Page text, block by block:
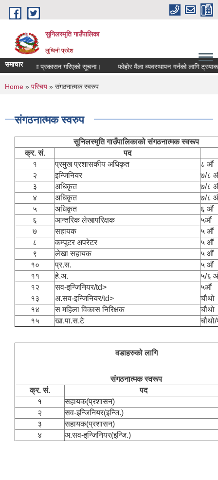
Skip to main content
सुनिलस्मृति गाउँपालिका
लुम्बिनी प्रदेश
समाचार
नतिजा प्रकासन गरिएकाे सूचना। फोहोर मैला व्यवस्थापन गर्नको लागि
You are here
Home » परिचय » संगठनात्मक स्वरुप
संगठनात्मक स्वरुप
सुनिलस्मृति गाउँपालिकाको संगठनात्मक स्वरूप
क्र. सं.
पद
१
प्रमुख प्रशासकीय अधिकृत
८ औं
२
इन्जिनियर
७/८
३
अधिकृत
७/८
४
अधिकृत
७/८
५
अधिकृत
६ औं
६
आन्तरिक लेखापरिक्षक
५औं
७
सहायक
५ औं
८
कम्पूटर अपरेटर
५ औं
९
लेखा सहायक
५ औं
१०
प्र.स.
५ औं
११
हे.अ.
५/६
१२
सव-इन्जिनियर/td>
५औं
१३
अ.सव-इन्जिनियर/td>
चौथो
१४
स महिला विकास निरिक्षक
चौथो
१५
खा.पा.स.टे चौथो/
वडाहरुको लागि
संगठनात्मक स्वरूप
क्र. सं.
पद
१
सहायक(प्रशासन)
२
सव-इन्जिनियर(इन्जि.)
३
सहायक(प्रशासन)
४
अ.सव-इन्जिनियर(इन्जि.)